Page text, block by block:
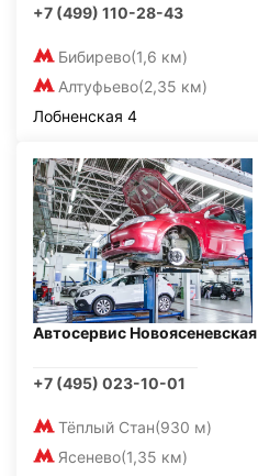
+7 (499) 110-28-43
Бибирево(1,6 км)
Алтуфьево(2,35 км)
Лобненская 4
Автосервис Новоясеневская
+7 (495) 023-10-01
Тёплый Стан(930 м)
Ясенево(1,35 км)